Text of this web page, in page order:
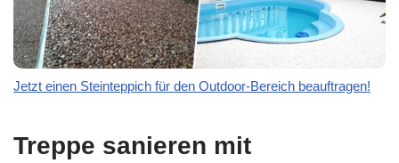
Jetzt einen Steinteppich für den Outdoor-Bereich beauftragen!
Treppe sanieren mit